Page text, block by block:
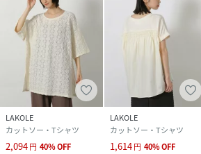
LAKOLE
カットソー・Tシャツ
2,094円 40%OFF
LAKOLE
カットソー・Tシャツ
1,614円 40%OFF